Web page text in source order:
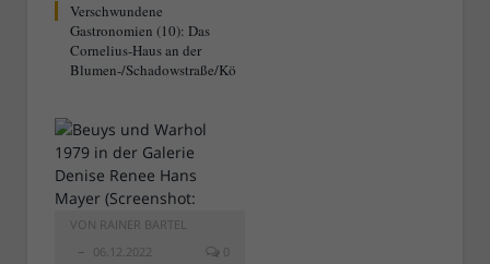
Verschwundene
Gastronomien (10): Das
Cornelius-Haus an der
Blumen-/Schadowstraße/Kö
VON RAINER BARTEL
06.12.2022
0